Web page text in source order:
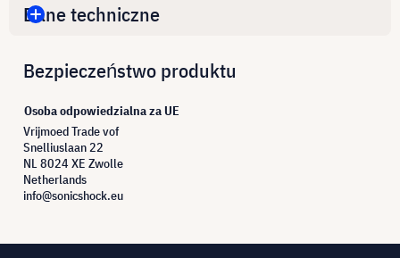
Dane techniczne
Bezpieczeństwo produktu
Osoba odpowiedzialna za UE
Vrijmoed Trade vof
Snelliuslaan 22
NL 8024 XE Zwolle
Netherlands
info@sonicshock.eu